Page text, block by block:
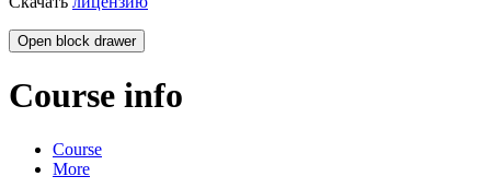
Open block drawer
Course info
Course
More